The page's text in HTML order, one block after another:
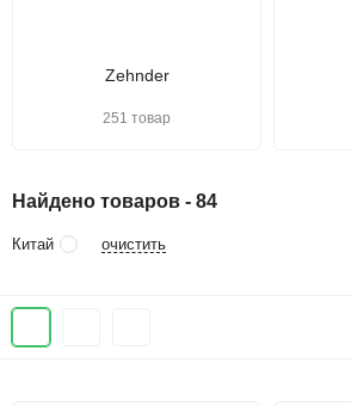
Zehnder
251 товар
Найдено товаров - 84
Китай очистить